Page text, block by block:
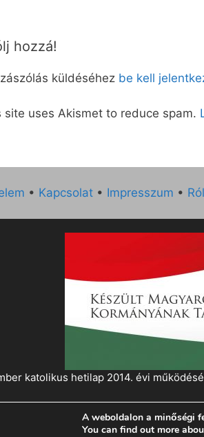
hozzá!
küldéséhez be kell
site uses Akismet to reduce spam.
• Kapcsolat • Impresszum •
katolikus hetilap 2014. évi
Kurír - Új Ember• Készült
A weboldalon a minőségi
You can find out more